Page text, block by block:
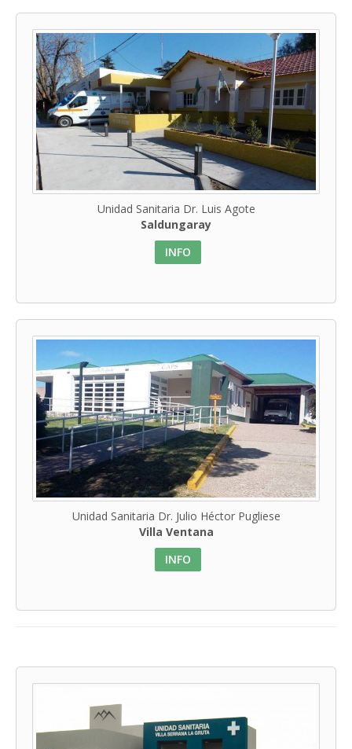
Unidad Sanitaria Dr. Luis Agote
Saldungaray
INFO
Unidad Sanitaria Dr. Julio Héctor Pugliese
Villa Ventana
INFO